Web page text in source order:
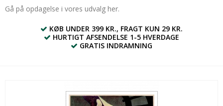
Gå på opdagelse i vores udvalg her.
KØB UNDER 399 KR., FRAGT KUN 29 KR.
HURTIGT AFSENDELSE 1-5 HVERDAGE
GRATIS INDRAMNING